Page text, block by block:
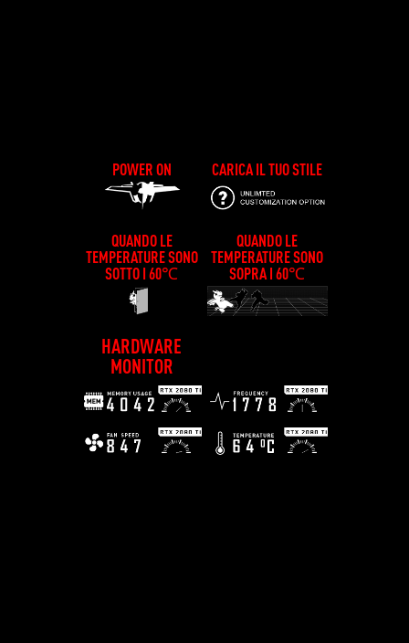
POWER ON CARICA IL TUO STILE
QUANDO LE
TEMPERATURE SONO
SOTTO I 60℃
QUANDO LE
TEMPERATURE SONO
SOPRA I 60℃
HARDWARE
MONITOR